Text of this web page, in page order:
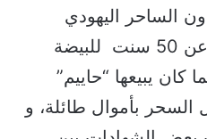
الساحر اليهودي
بالبيض البلدي بثمن يقل عن 50 سنت للبيضة
كان يبيعها “حاييم”
السحر بأموال طائلة، و